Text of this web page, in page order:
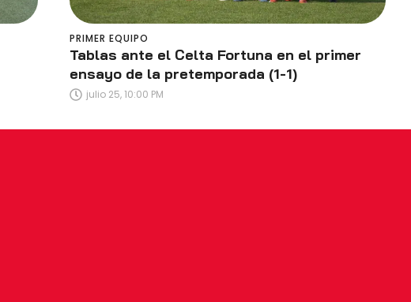
PRIMER EQUIPO
Tablas ante el Celta Fortuna en el primer
ensayo de la pretemporada (1-1)
julio 25, 10:00 PM